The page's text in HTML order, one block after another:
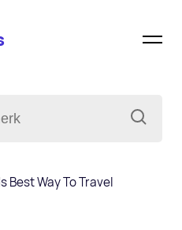
Best Way To Travel